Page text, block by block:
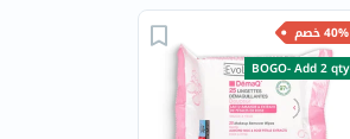
40% خصم
BOGO- Add 2 qty